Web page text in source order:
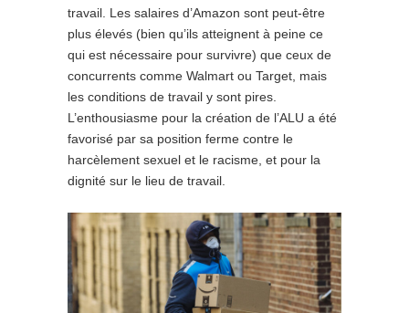
travail. Les salaires d’Amazon sont peut-être
plus élevés (bien qu’ils atteignent à peine ce
qui est nécessaire pour survivre) que ceux de
concurrents comme Walmart ou Target, mais
les conditions de travail y sont pires.
L’enthousiasme pour la création de l’ALU a été
favorisé par sa position ferme contre le
harcèlement sexuel et le racisme, et pour la
dignité sur le lieu de travail.